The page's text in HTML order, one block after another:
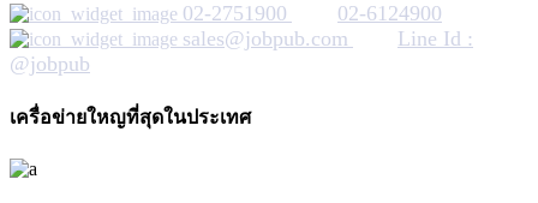
02-2751900
02-6124900
sales@jobpub.com
Line Id :
@jobpub
เครื่อข่ายใหญที่สุดในประเทศ